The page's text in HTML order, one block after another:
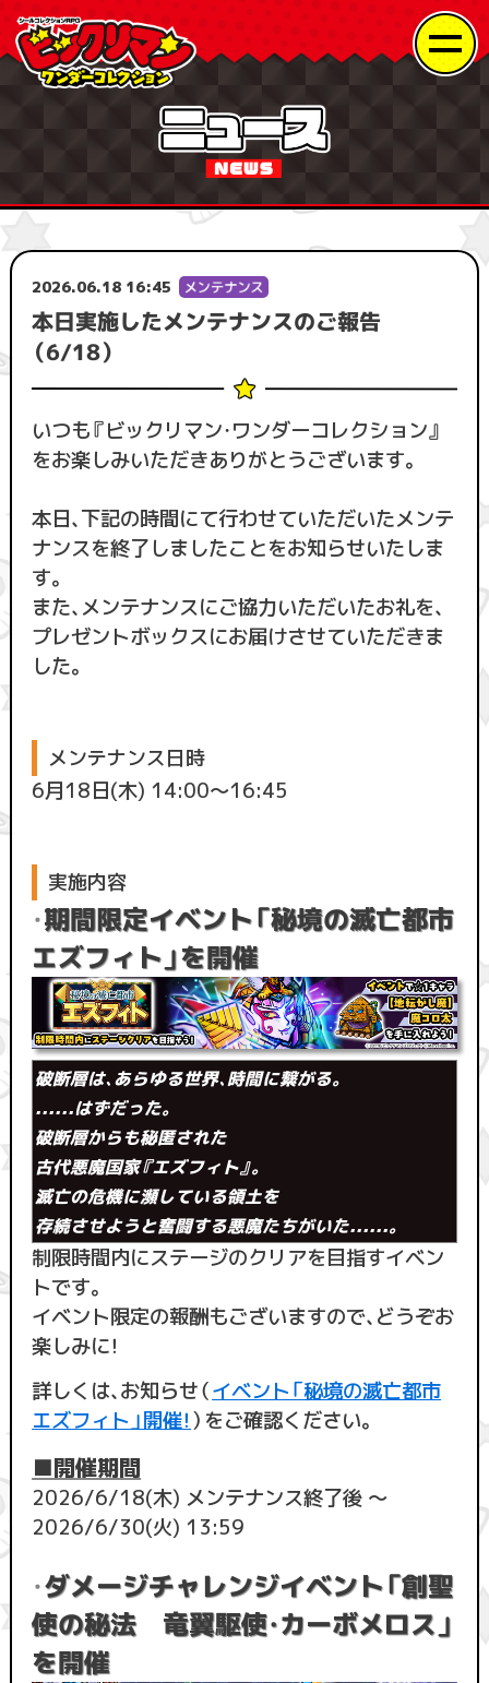
2026.06.18 16:45
本日実施したメンテナンスのご報告
（6/18）
いつも『ビックリマン・ワンダーコレクション』
をお楽しみいただきありがとうございます。
本日、下記の時間にて行わせていただいたメンテ
ナンスを終了しましたことをお知らせいたしま
す。
また、メンテナンスにご協力いただいたお礼を、
プレゼントボックスにお届けさせていただきま
した。
メンテナンス日時
6月18日(木) 14:00〜16:45
実施内容
・期間限定イベント「秘境の滅亡都市
エズフィト」を開催
破断層は、あらゆる世界、時間に繋がる。
......はずだった。
破断層からも秘匿された
古代悪魔国家『エズフィト』。
滅亡の危機に瀕している領土を
存続させようと奮闘する悪魔たちがいた......。
制限時間内にステージのクリアを目指すイベン
トです。
イベント限定の報酬もございますので、どうぞお
楽しみに！
詳しくは、お知らせ（イベント「秘境の滅亡都市
エズフィト」開催！）をご確認ください。
■開催期間
2026/6/18(木) メンテナンス終了後 ～
2026/6/30(火) 13:59
・ダメージチャレンジイベント「創聖
使の秘法 竜翼駆使・カーボメロス」
を開催